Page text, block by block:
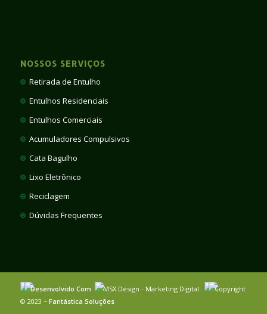
NOSSOS SERVIÇOS
Retirada de Entulho
Entulhos Residenciais
Entulhos Comerciais
Acumuladores Compulsivos
Cata Bagulho
Lixo Eletrônico
Reciclagem
Dúvidas Frequentes
Desenvolvido Com MSX Design - Marketing Digital
Copyright
© 2023 ~ Fantástica Soluções